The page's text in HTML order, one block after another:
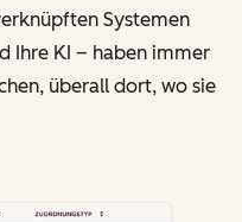
Systemen
Ihre KI – haben immer
überall dort, wo sie